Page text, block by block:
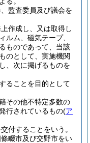
監査委員及び議会を
作成し、又は取得し
ルム、磁気テープ、
ものであって、当該
のとして、実施機関
、次に掲げるものを
ることを目的として
その他不特定多数の
行されているもの(ア
付することをいう。
畷市及び交野市をい